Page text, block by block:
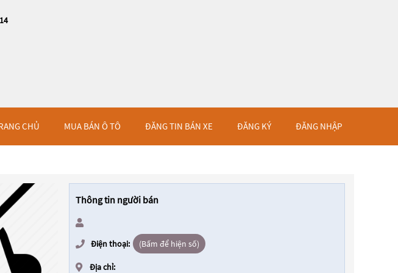
CHỦ MUA BÁN Ô TÔ ĐĂNG TIN BÁN XE ĐĂNG KÝ ĐĂNG NHẬP
Thông tin người bán
Điện thoại: (Bấm để hiện số)
Địa chỉ: